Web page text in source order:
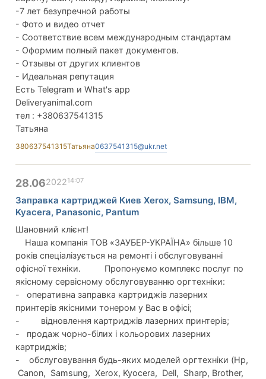
-7 лет безупречной работы
- Фото и видео отчет
- Соответствие всем международным стандартам
- Оформим полный пакет документов.
- Отзывы от других клиентов
- Идеальная репутация
Есть Telegram и What's app
Deliveryanimal.com
тел : +380637541315
Татьяна
380637541315Татьяна0637541315@ukr.net
28.06202214:07
Заправка картриджей Киев Xerox, Samsung, IBM,
Kyacera, Panasonic, Pantum
Шановний клієнт!
Наша компанія ТОВ «ЗАУБЕР-УКРАЇНА» більше 10
років спеціалізується на ремонті і обслуговуванні
офісної техніки. Пропонуємо комплекс послуг по
якісному сервісному обслуговуванню оргтехніки:
- оперативна заправка картриджів лазерних
принтерів якісними тонером у Вас в офісі;
- відновлення картриджів лазерних принтерів;
- продаж чорно-білих і кольорових лазерних
картриджів;
- обслуговування будь-яких моделей оргтехніки (Hp,
Canon, Samsung, Xerox, Kyocera, Dell, Sharp, Brother,